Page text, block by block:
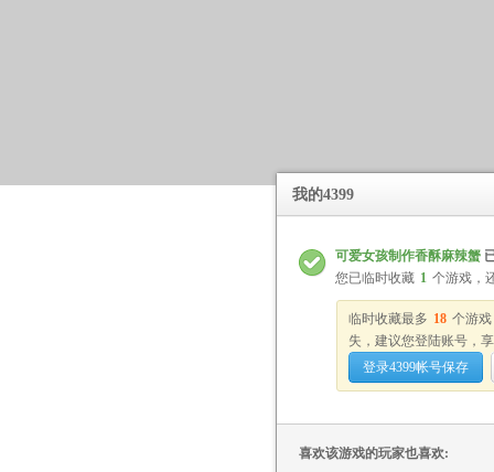
我的4399
可爱女孩制作香酥麻辣蟹
您已临时收藏 1 个游戏，
临时收藏最多 18 个游
失，建议您登陆账号，
登录4399帐号保存
喜欢该游戏的玩家也喜欢: